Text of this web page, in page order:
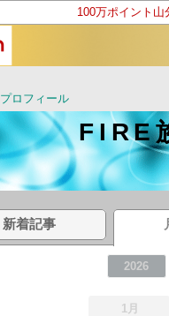
100万ポイント
プロフィール
FIRE
新着記事
2026
1月